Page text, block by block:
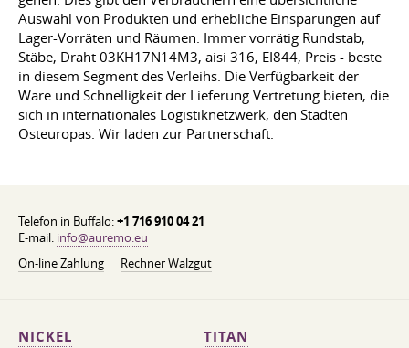
Auswahl von Produkten und erhebliche Einsparungen auf
Lager-Vorräten und Räumen. Immer vorrätig Rundstab,
Stäbe, Draht 03KH17N14M3, aisi 316, EI844, Preis - beste
in diesem Segment des Verleihs. Die Verfügbarkeit der
Ware und Schnelligkeit der Lieferung Vertretung bieten, die
sich in internationales Logistiknetzwerk, den Städten
Osteuropas. Wir laden zur Partnerschaft.
Telefon in Buffalo:+1 716 910 04 21
E-mail: info@auremo.eu
On-line Zahlung
Rechner Walzgut
NICKEL TITAN